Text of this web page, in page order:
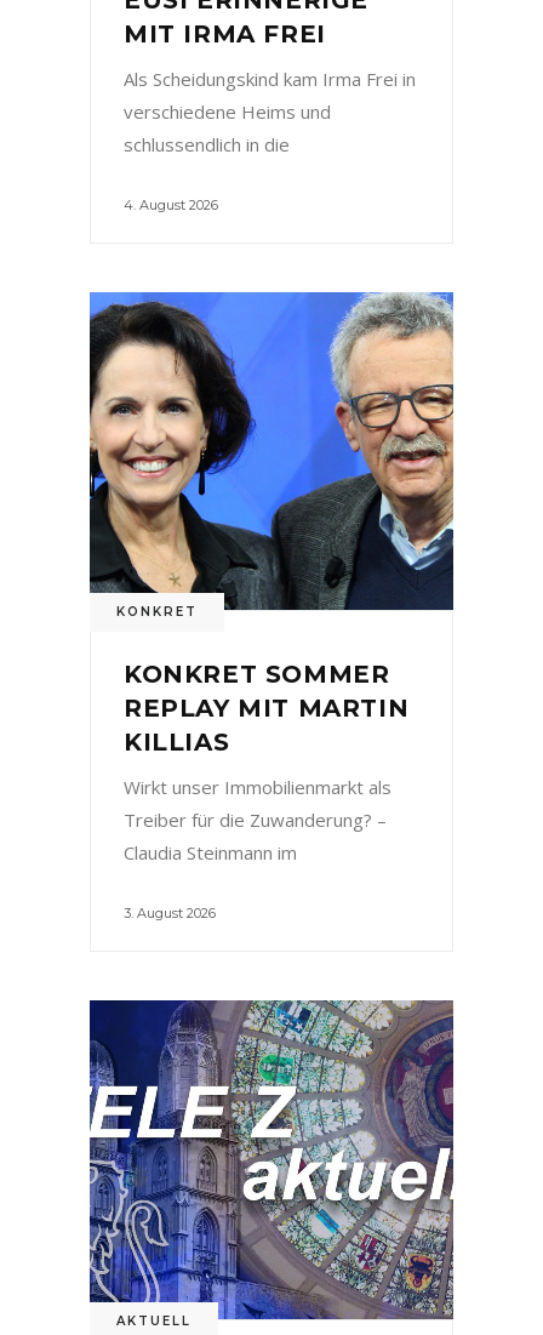
MIT IRMA FREI
Als Scheidungskind kam Irma Frei in
verschiedene Heims und
schlussendlich in die
4. August 2026
KONKRET
KONKRET SOMMER
REPLAY MIT MARTIN
KILLIAS
Wirkt unser Immobilienmarkt als
Treiber für die Zuwanderung? –
Claudia Steinmann im
3. August 2026
AKTUELL